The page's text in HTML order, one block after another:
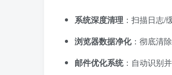
​系统深度清理​ ：扫描日志/
​浏览器数据净化​：彻底清
​邮件优化系统​：自动识别